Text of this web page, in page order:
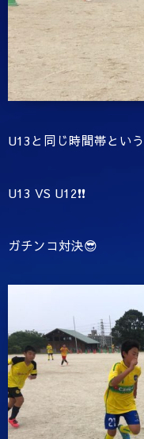
U13と同じ時間帯とい
U13 VS U12❗️❗️
ガチンコ対決😎